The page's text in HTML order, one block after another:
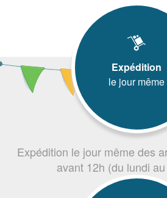
Expédition
le jour même
Expédition le jour même des
avant 12h (du lundi